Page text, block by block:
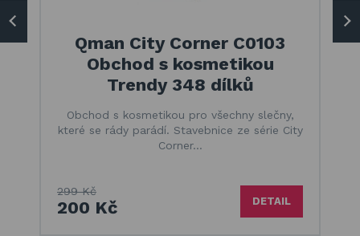
Qman City Corner C0103
Obchod s kosmetikou
Trendy 348 dílků
Obchod s kosmetikou pro všechny slečny,
které se rády parádí. Stavebnice ze série City
Corner…
299 Kč
200 Kč DETAIL